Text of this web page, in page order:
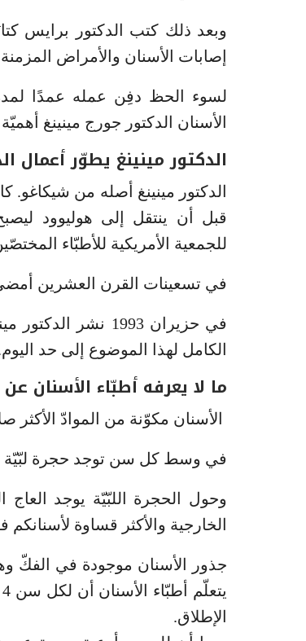
إصابات الأسنان والأمراض
الأسنان الدكتور جورج مينينغ
الدكتور مينينغ يطوّر أعمال
الدكتور مينينغ أصله من شيكاغو.
قبل أن ينتقل إلى هوليوود
للجمعية الأمريكية للأطبّاء
في تسعينات القرن العشرين أمضى 18 شهرًا غارقًا في بحث الدكتور
الكامل لهذا الموضوع إلى حد
ما لا يعرفه أطبّاء الأسنان
الأسنان مكوّنة من الموادّ
في وسط كل سن توجد حجرة لبّيّة
وحول الحجرة اللبّيّة يوجد العاج
الخارجية والأكثر قساوة لأسنانكم
جذور الأسنان موجودة في الفكّ
الإطلاق.